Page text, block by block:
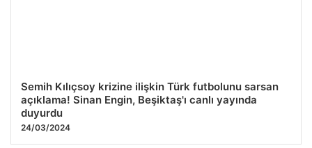
Semih Kılıçsoy krizine ilişkin Türk futbolunu sarsan
açıklama! Sinan Engin, Beşiktaş'ı canlı yayında
duyurdu
24/03/2024